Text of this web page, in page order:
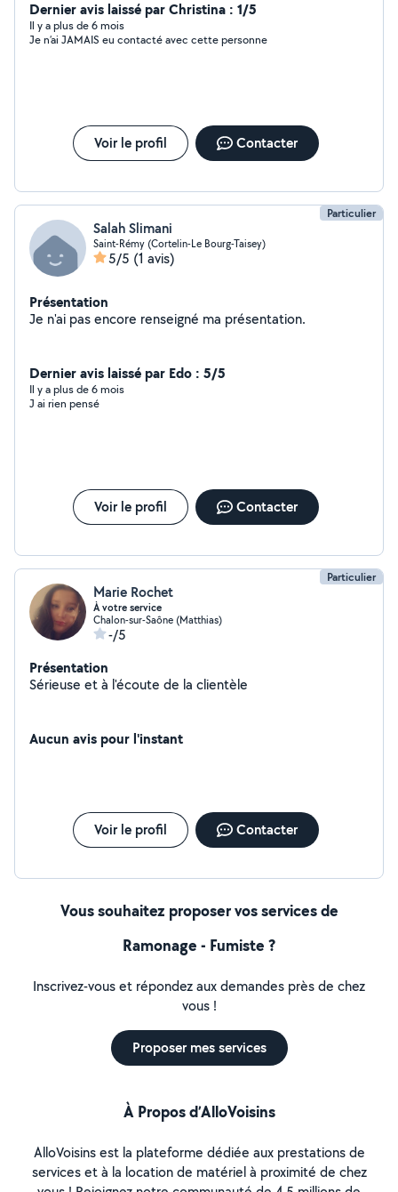
produit Je rentre mes services en déménagement aussi
et plans petits boulot
Dernier avis laissé par Christina : 1/5
Il y a plus de 6 mois
Je n’ai JAMAIS eu contacté avec cette personne
Voir le profil Contacter
Particulier
Salah Slimani
Saint-Rémy (Cortelin-Le Bourg-Taisey)
5/5 (1 avis)
Présentation
Je n'ai pas encore renseigné ma présentation.
Dernier avis laissé par Edo : 5/5
Il y a plus de 6 mois
J ai rien pensé
Voir le profil Contacter
Particulier
Marie Rochet
À votre service
Chalon-sur-Saône (Matthias)
-/5
Présentation
Sérieuse et à l'écoute de la clientèle
Aucun avis pour l'instant
Voir le profil Contacter
Vous souhaitez proposer vos services de
Ramonage - Fumiste ?
Inscrivez-vous et répondez aux demandes près de chez
vous !
Proposer mes services
À Propos d’AlloVoisins
AlloVoisins est la plateforme dédiée aux prestations de
services et à la location de matériel à proximité de chez